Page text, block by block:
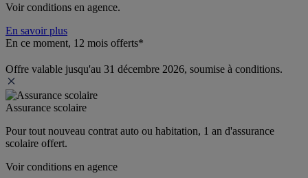
Voir conditions en agence.
En savoir plus
En ce moment, 12 mois offerts*
Offre valable jusqu'au 31 décembre 2026, soumise à conditions.
Assurance scolaire
Pour tout nouveau contrat auto ou habitation, 1 an d'assurance
scolaire offert.
Voir conditions en agence